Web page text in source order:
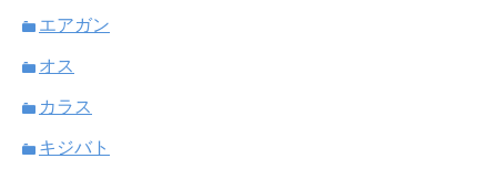
エアガン
オス
カラス
キジバト